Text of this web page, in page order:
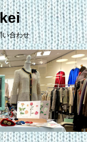
い合わせ